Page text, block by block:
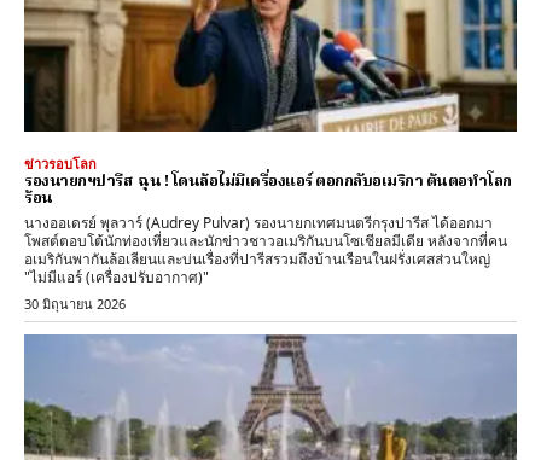
ข่าวรอบโลก
รองนายกฯปารีส ฉุน ! โดนล้อไม่มีเครื่องแอร์ ตอกกลับอเมริกา ต้นตอทำโลก
ร้อน
นางออเดรย์ พุลวาร์ (Audrey Pulvar) รองนายกเทศมนตรีกรุงปารีส ได้ออกมา
โพสต์ตอบโต้นักท่องเที่ยวและนักข่าวชาวอเมริกันบนโซเชียลมีเดีย หลังจากที่คน
อเมริกันพากันล้อเลียนและบ่นเรื่องที่ปารีสรวมถึงบ้านเรือนในฝรั่งเศสส่วนใหญ่
"ไม่มีแอร์ (เครื่องปรับอากาศ)"
30 มิถุนายน 2026